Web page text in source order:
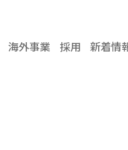
海外事業 採用 新着情